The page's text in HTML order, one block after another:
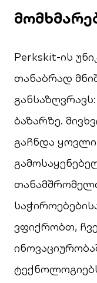
Perkskit-ის
თანაბრად
ბაზარზე.
გაჩნდა
ვფიქრობთ,